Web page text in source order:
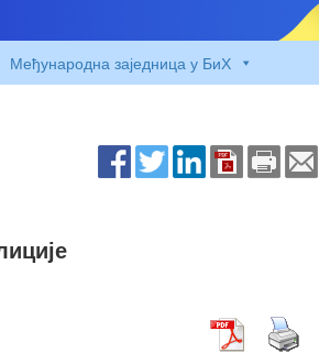
Међународна заједница у БиХ